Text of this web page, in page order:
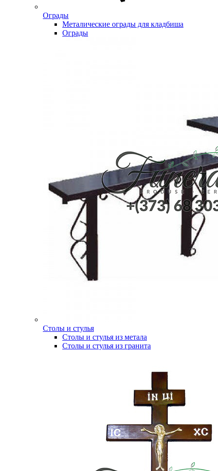
Ограды
Металические ограды для кладбиша
Ограды
Столы и стулья
Столы и стулья из метала
Столы и стулья из гранита